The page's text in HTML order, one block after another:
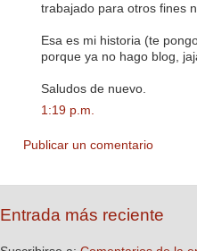
trabajado para otros fines
Esa es mi historia (te
porque ya no hago blog,
Saludos de nuevo.
1:19 p.m.
Publicar un comentario
Entrada más reciente